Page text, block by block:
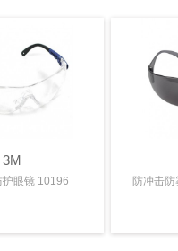
3M
护眼镜 10196
防冲击